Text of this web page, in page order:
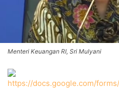
Menteri Keuangan RI, Sri Mulyani